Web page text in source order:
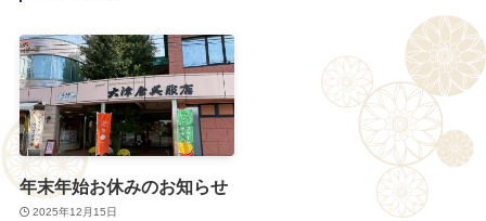
年末年始お休みのお知らせ
2025年12月15日